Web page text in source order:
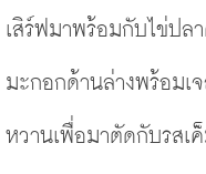
เสิร์ฟมาพร้อมกับไข่ปล
มะกอกด้านล่างพร้อมเ
หวานเพื่อมาตัดกับรสเ